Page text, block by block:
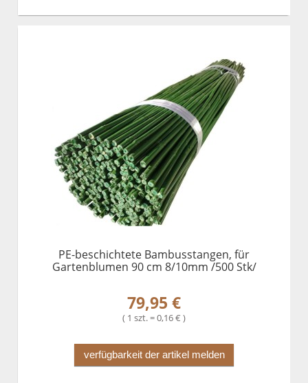
PE-beschichtete Bambusstangen, für
Gartenblumen 90 cm 8/10mm /500 Stk/
79,95 €
( 1 szt. = 0,16 € )
verfügbarkeit der artikel melden